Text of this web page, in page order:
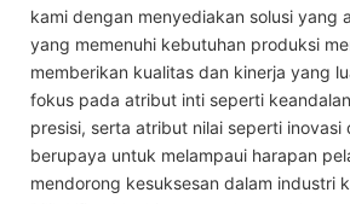
kami dengan menyediakan solusi yang
yang memenuhi kebutuhan produksi
memberikan kualitas dan kinerja yang
fokus pada atribut inti seperti
presisi, serta atribut nilai seperti inovasi
berupaya untuk melampaui harapan
mendorong kesuksesan dalam industri